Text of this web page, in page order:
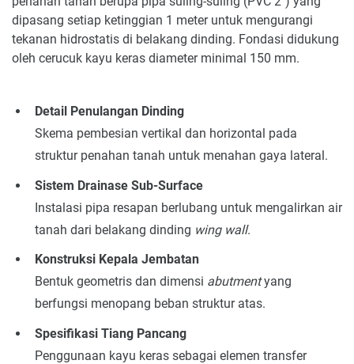
dipasang setiap ketinggian 1 meter untuk mengurangi
tekanan hidrostatis di belakang dinding. Fondasi didukung
oleh cerucuk kayu keras diameter minimal 150 mm.
Detail Penulangan Dinding
Skema pembesian vertikal dan horizontal pada
struktur penahan tanah untuk menahan gaya lateral.
Sistem Drainase Sub-Surface
Instalasi pipa resapan berlubang untuk mengalirkan air
tanah dari belakang dinding wing wall.
Konstruksi Kepala Jembatan
Bentuk geometris dan dimensi abutmentyang
berfungsi menopang beban struktur atas.
Spesifikasi Tiang Pancang
Penggunaan kayu keras sebagai elemen transfer